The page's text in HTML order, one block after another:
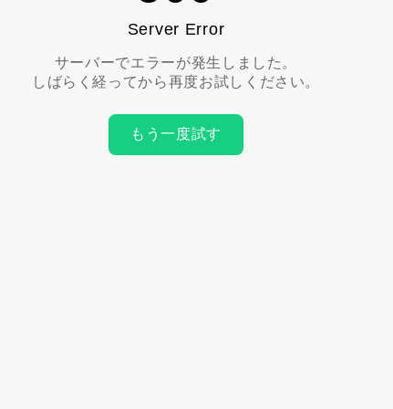
Server Error
サーバーでエラーが発生しました。
しばらく経ってから再度お試しください。
もう一度試す